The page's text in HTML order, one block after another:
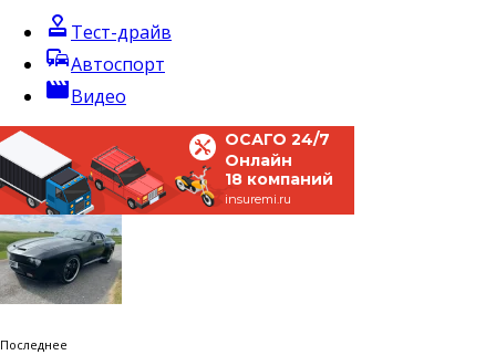
approval Тест-драйв
commuteАвтоспорт
movieВидео
ОСАГО 24/7
Онлайн
18 компаний
insuremi.ru
Последнее